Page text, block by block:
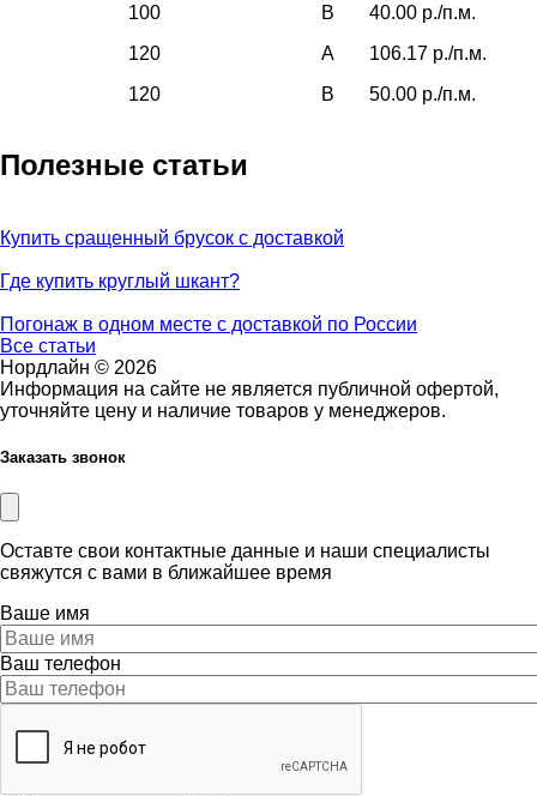
100
120
120
B
A
B
40.00 р./п.м.
106.17 р./п.м.
50.00 р./п.м.
Полезные статьи
Купить сращенный брусок с доставкой
Где купить круглый шкант?
Погонаж в одном месте с доставкой по России
Все статьи
Нордлайн © 2026
Информация на сайте не является публичной офертой,
уточняйте цену и наличие товаров у менеджеров.
Заказать звонок
Оставте свои контактные данные и наши специалисты
свяжутся с вами в ближайшее время
Ваше имя
Ваш телефон